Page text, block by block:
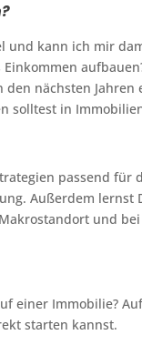
und kann ich mir
nächsten
solltest in
passend für
Außerdem lernst
und
einer Immobilie?
starten kannst.